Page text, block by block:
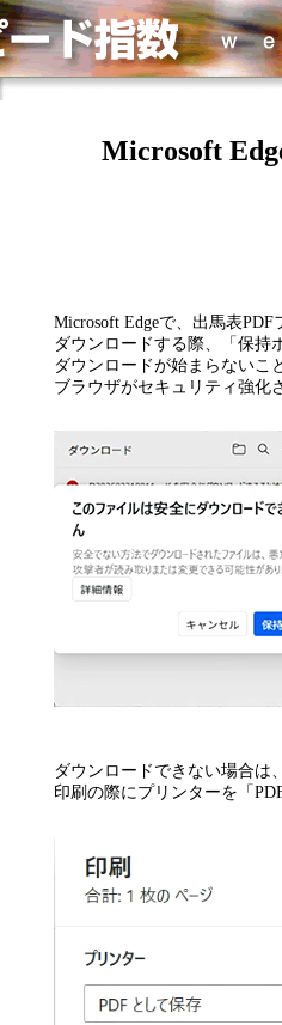
Microsoft
Microsoft Edgeで、出馬表
ダウンロードする際、「保持
ダウンロードが始まらないこ
ブラウザがセキュリティ強化
ダウンロードできない場合は
印刷の際にプリンターを「